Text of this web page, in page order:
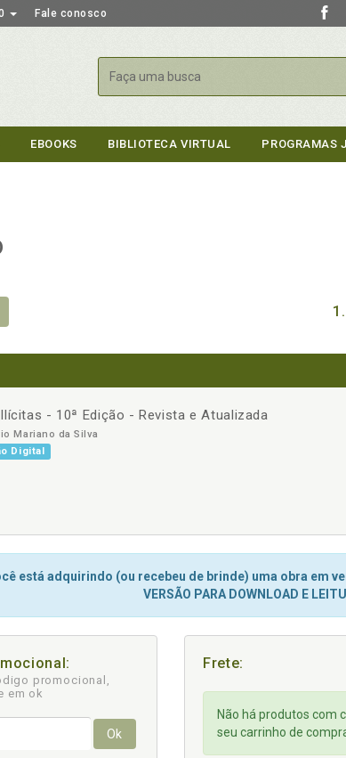
Fale conosco
Buscar
EBOOKS BIBLIOTECA VIRTUAL PROGRAMAS
1.
- 10ª Edição - Revista e Atualizada
Mariano da Silva
Digital
- +
está adquirindo (ou recebeu de brinde) uma obra em
VERSÃO PARA DOWNLOAD E
promocional,
em ok
Ok
Frete:
Não há produtos com
seu carrinho de